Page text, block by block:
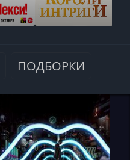
ПОДБОРКИ